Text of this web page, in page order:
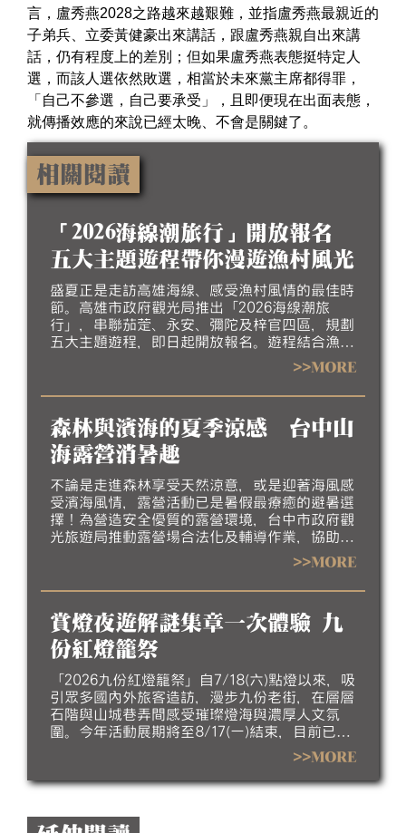
言，盧秀燕2028之路越來越艱難，並指盧秀燕最親近的
子弟兵、立委黃健豪出來講話，跟盧秀燕親自出來講
話，仍有程度上的差別；但如果盧秀燕表態挺特定人
選，而該人選依然敗選，相當於未來黨主席都得罪，
「自己不參選，自己要承受」，且即便現在出面表態，
就傳播效應的來說已經太晚、不會是關鍵了。
相關閱讀
「2026海線潮旅行」開放報名
五大主題遊程帶你漫遊漁村風光
盛夏正是走訪高雄海線、感受漁村風情的最佳時
節。高雄市政府觀光局推出「2026海線潮旅
行」，串聯茄萣、永安、彌陀及梓官四區，規劃
五大主題遊程，即日起開放報名。遊程結合漁村
聚落、生態景觀、地方工藝、特色美食及互動體
驗，帶領民眾深入探索北高雄海線豐富的自然生
態、人文底蘊與漁村產業特色，歡迎大家相約來
受最道地的漁村魅力。
>>MORE
森林與濱海的夏季涼感 台中山
海露營消暑趣
不論是走進森林享受天然涼意，或是迎著海風感
受濱海風情，露營活動已是暑假最療癒的避暑選
擇！為營造安全優質的露營環境，台中市政府觀
光旅遊局推動露營場合法化及輔導作業，協助業
者完善場地設施、強化安全管理並提升服務品
質，邀請民眾今夏走進台中，體驗山海露營的悠
閒與美好。
>>MORE
賞燈夜遊解謎集章一次體驗 九
份紅燈籠祭
「2026九份紅燈籠祭」自7/18(六)點燈以來，吸
引眾多國內外旅客造訪，漫步九份老街，在層層
石階與山城巷弄間感受璀璨燈海與濃厚人文氛
圍。今年活動展期將至8/17(一)結束，目前已進
入倒數階段，誠摯邀請民眾把握暑假最後時光，
走訪九份欣賞夜間燈飾，感受山城夏夜的獨特魅
力。
>>MORE